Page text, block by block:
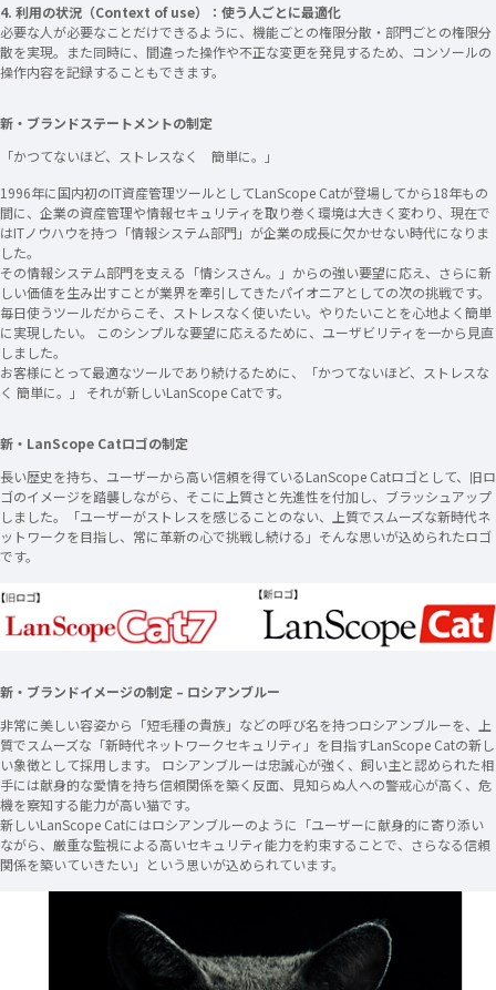
4. 利用の状況（Context of use）：使う人ごとに最適化
必要な人が必要なことだけできるように、機能ごとの権限分散・部門ごとの権限分
散を実現。また同時に、間違った操作や不正な変更を発見するため、コンソールの
操作内容を記録することもできます。
新・ブランドステートメントの制定
「かつてないほど、ストレスなく 簡単に。」
1996年に国内初のIT資産管理ツールとしてLanScope Catが登場してから18年もの
間に、企業の資産管理や情報セキュリティを取り巻く環境は大きく変わり、現在で
はITノウハウを持つ「情報システム部門」が企業の成長に欠かせない時代になりま
した。
その情報システム部門を支える「情シスさん。」からの強い要望に応え、さらに新
しい価値を生み出すことが業界を牽引してきたパイオニアとしての次の挑戦です。
毎日使うツールだからこそ、ストレスなく使いたい。やりたいことを心地よく簡単
に実現したい。 このシンプルな要望に応えるために、ユーザビリティを一から見直
しました。
お客様にとって最適なツールであり続けるために、「かつてないほど、ストレスな
く 簡単に。」 それが新しいLanScope Catです。
新・LanScope Catロゴの制定
長い歴史を持ち、ユーザーから高い信頼を得ているLanScope Catロゴとして、旧ロ
ゴのイメージを踏襲しながら、そこに上質さと先進性を付加し、ブラッシュアップ
しました。「ユーザーがストレスを感じることのない、上質でスムーズな新時代ネ
ットワークを目指し、常に革新の心で挑戦し続ける」そんな思いが込められたロゴ
です。
新・ブランドイメージの制定 – ロシアンブルー
非常に美しい容姿から「短毛種の貴族」などの呼び名を持つロシアンブルーを、上
質でスムーズな「新時代ネットワークセキュリティ」を目指すLanScope Catの新し
い象徴として採用します。 ロシアンブルーは忠誠心が強く、飼い主と認められた相
手には献身的な愛情を持ち信頼関係を築く反面、見知らぬ人への警戒心が高く、危
機を察知する能力が高い猫です。
新しいLanScope Catにはロシアンブルーのように「ユーザーに献身的に寄り添い
ながら、厳重な監視による高いセキュリティ能力を約束することで、さらなる信頼
関係を築いていきたい」という思いが込められています。